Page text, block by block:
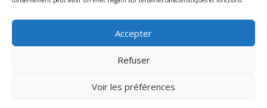
Accepter
Refuser
Voir les préférences
54, rue Gambetta